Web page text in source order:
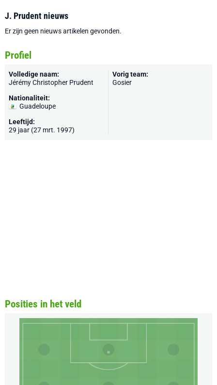
J. Prudent nieuws
Er zijn geen nieuws artikelen gevonden.
Profiel
Volledige naam:
Jérémy Christopher Prudent
Nationaliteit:
Guadeloupe
Leeftijd:
29 jaar (27 mrt. 1997)
Vorig team:
Gosier
Posities in het veld